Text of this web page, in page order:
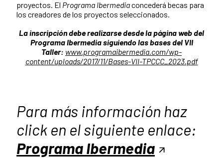
proyectos. El Programa Ibermediaconcederá becas para
los creadores de los proyectos seleccionados.
La inscripción debe realizarse desde la página web del
Programa Ibermedia siguiendo las bases del VII
Taller: www.programaibermedia.com/wp-
content/uploads/2017/11/Bases-VII-TPCCC_2023.pdf
Para más información haz
click en el siguiente enlace:
Programa Ibermedia